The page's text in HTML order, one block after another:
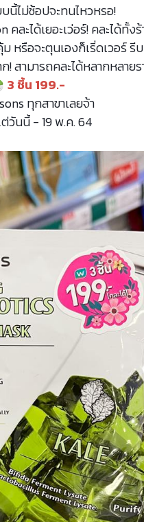
นี้ไม่ช้อปจะทนไหวหรอ!
คละได้เยอะเว่อร์! คละได้ทั้
หรือจะตุนเองก็เริ่ดเวอร์ รี
! สามารถคละได้หลากหลาย
3 ชิ้น 199.-
ทุกสาขาเลยจ้า
วันนี้ - 19 พ.ค. 64